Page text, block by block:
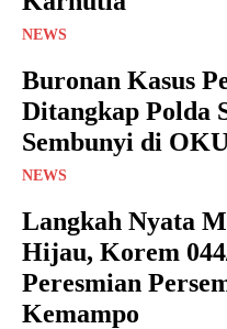
NEWS
Buronan Kasus
Ditangkap Polda
Sembunyi di
NEWS
Langkah Nyata
Hijau, Korem
Peresmian
Kemampo